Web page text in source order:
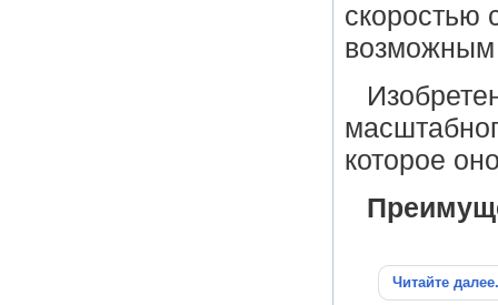
скоростью
которое
Читайте